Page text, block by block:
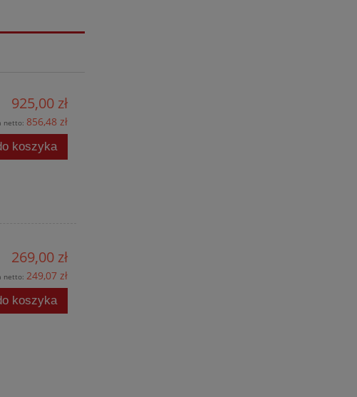
925,00 zł
netto: 856,48 zł
koszyka
269,00 zł
netto: 249,07 zł
koszyka